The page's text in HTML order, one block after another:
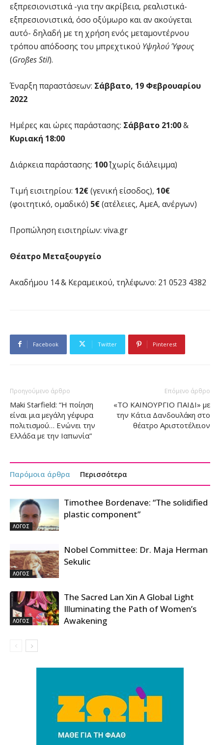
εξπρεσιονιστικά -για την ακρίβεια, ρεαλιστικά-
εξπρεσιονιστικά, όσο οξύμωρο και αν ακούγεται
αυτό- δηλαδή με τη χρήση ενός μεταμοντέρνου
τρόπου απόδοσης του μπρεχτικού Υψηλού Ύφους
(GroßesStil).
Έναρξη παραστάσεων: Σάββατο, 19 Φεβρουαρίου
2022
Ημέρες και ώρες παράστασης: Σάββατο 21:00&
Κυριακή 18:00
Διάρκεια παράστασης: 100΄(χωρίς διάλειμμα)
Τιμή εισιτηρίου: 12€(γενική είσοδος), 10€
(φοιτητικό, ομαδικό) 5€(ατέλειες, ΑμεΑ, ανέργων)
Προπώληση εισιτηρίων: viva.gr
Θέατρο Μεταξουργείο
Ακαδήμου 14 & Κεραμεικού, τηλέφωνο: 21 0523 4382
Facebook Twitter Pinterest
Προηγούμενο άρθρο
Maki Starfield: “H ποίηση
είναι μια μεγάλη γέφυρα
πολιτισμού… Ενώνει την
Ελλάδα με την Ιαπωνία”
Επόμενο άρθρο
«ΤΟ ΚΑΙΝΟΥΡΓΙΟ ΠΑΙΔΙ» με
την Κάτια Δανδουλάκη στο
θέατρο Αριστοτέλειον
Παρόμοια άρθρα Περισσότερα
ΛΟΓΟΣ
Timothee Bordenave: “The solidified
plastic component”
ΛΟΓΟΣ
Nobel Committee: Dr. Maja Herman
Sekulic
ΛΟΓΟΣ
The Sacred Lan Xin A Global Light
Illuminating the Path of Women’s
Awakening